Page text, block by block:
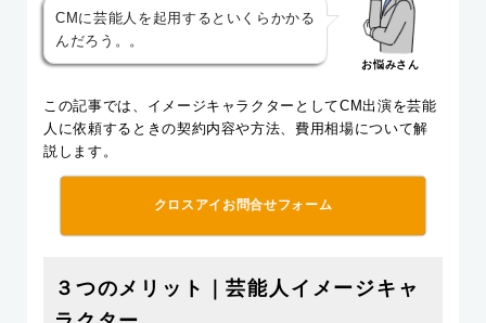
CMに芸能人を起用するといくらかかる
んだろう。。
お悩みさん
この記事では、イメージキャラクターとしてCM出演を芸能
人に依頼するときの契約内容や方法、費用相場について解
説します。
クロスアイお問合せフォーム
３つのメリット｜芸能人イメージキャ